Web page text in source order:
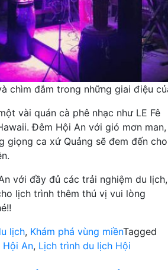
chìm đắm trong những giai điệu
vài quán cà phê nhạc như LE Fê
Đêm Hội An với gió mơn man,
giọng ca xứ Quảng sẽ đem đến cho
với đầy đủ các trải nghiệm du lịch,
lịch trình thêm thú vị vui lòng
lịch, Khám phá vùng miềnTagged
Hội An, Lịch trình du lịch Hội